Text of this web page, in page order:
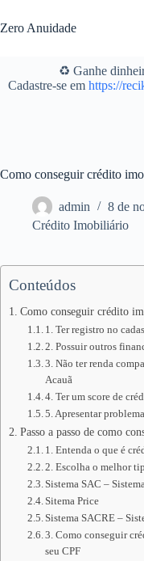
para
o
Zero Anuidade
♻️ Ganhe
Cadastre-se em https://
Como conseguir crédito
admin
8 de
Crédito Imobiliário
Conteúdos
Como conseguir crédito
1. Ter registro no
2. Possuir outros
3. Não ter renda
Acauã
4. Ter um score de
5. Apresentar
Passo a passo de como
1. Entenda o que é
2. Escolha o melhor
Sistema SAC –
Sitema Price
Sistema SACRE –
3. Como conseguir
seu CPF